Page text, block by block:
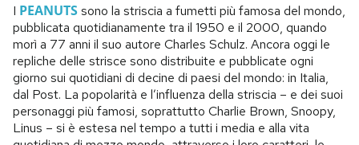
I PEANUTSsono la striscia a fumetti più famosa del mondo,
pubblicata quotidianamente tra il 1950 e il 2000, quando
morì a 77 anni il suo autore Charles Schulz. Ancora oggi le
repliche delle strisce sono distribuite e pubblicate ogni
giorno sui quotidiani di decine di paesi del mondo: in Italia,
dal Post. La popolarità e l’influenza della striscia – e dei suoi
personaggi più famosi, soprattutto Charlie Brown, Snoopy,
Linus – si è estesa nel tempo a tutti i media e alla vita